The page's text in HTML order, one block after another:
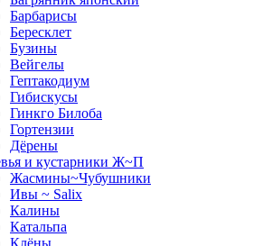
Барбарисы
Бересклет
Бузины
Вейгелы
Гептакодиум
Гибискусы
Гинкго Билоба
Гортензии
Дёрены
и кустарники Ж~П
Жасмины~Чубушники
Ивы ~ Salix
Калины
Катальпа
Клёны